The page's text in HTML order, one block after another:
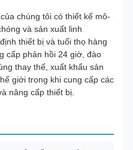
chúng tôi có thiết kế mô-
và sản xuất linh
thiết bị và tuổi thọ hàng
cấp phản hồi 24 giờ, đào
thay thế, xuất khẩu sản
giới trong khi cung cấp các
nâng cấp thiết bị.